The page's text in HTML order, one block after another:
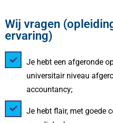
Wij vragen
ervaring)
Je hebt een afgeronde
universitair niveau
accountancy;
Je hebt flair, met goede